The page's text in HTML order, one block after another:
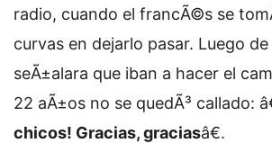
radio, cuando el francÃ©s se
curvas en dejarlo pasar. Luego
seÃ±alara que iban a hacer el
22 aÃ±os no se quedÃ³ callado:
chicos! Gracias, graciasâ€.